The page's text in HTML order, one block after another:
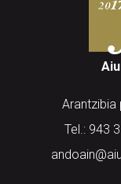
Arantzibia
Tel.: 943